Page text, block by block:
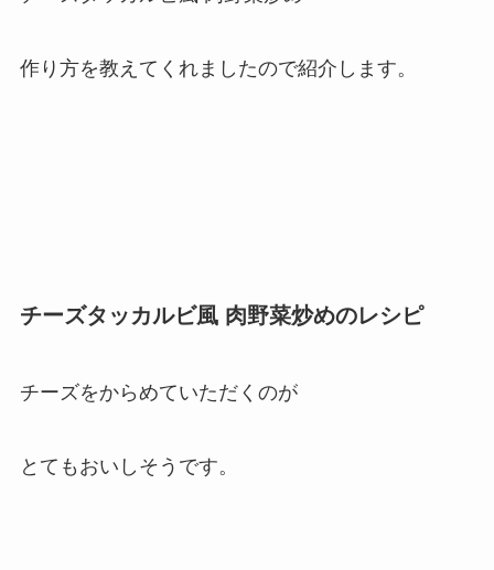
作り方を教えてくれましたので紹介します。
チーズタッカルビ風 肉野菜炒めのレシピ
チーズをからめていただくのが
とてもおいしそうです。